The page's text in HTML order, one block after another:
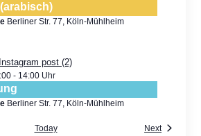
Berliner Str. 77, Köln-Mühlheim
- 14:00
Berliner Str. 77, Köln-Mühlheim
Today Next